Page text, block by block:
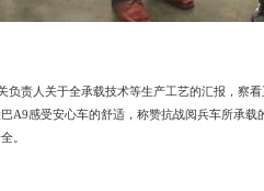
责人关于全承载技术等生产工艺的汇报，察
A9感受安心车的舒适，称赞抗战阅兵车所承
。